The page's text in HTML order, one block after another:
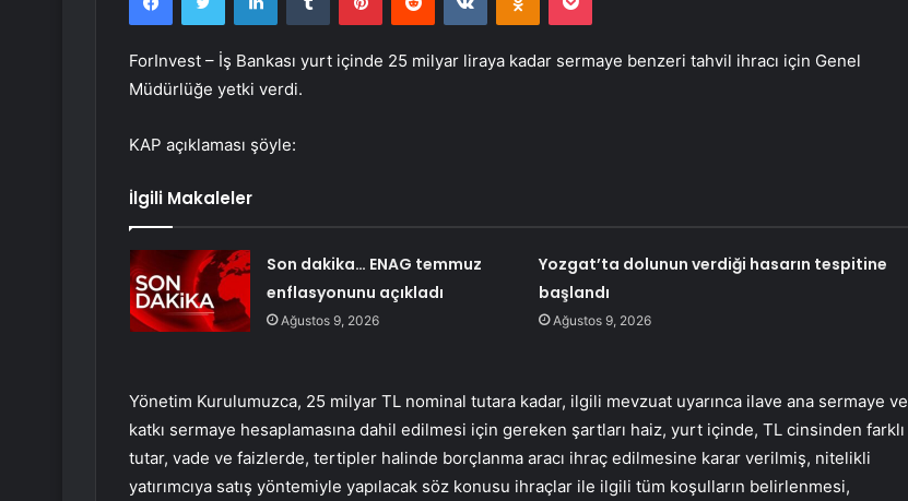
ForInvest – İş Bankası yurt içinde 25 milyar liraya kadar sermaye benzeri tahvil ihracı için Genel
Müdürlüğe yetki verdi.
KAP açıklaması şöyle:
İlgili Makaleler
Son dakika… ENAG temmuz
enflasyonunu açıkladı
Ağustos 9, 2026
Yozgat’ta dolunun verdiği hasarın tespitine
başlandı
Ağustos 9, 2026
Yönetim Kurulumuzca, 25 milyar TL nominal tutara kadar, ilgili mevzuat uyarınca ilave ana sermaye ve
katkı sermaye hesaplamasına dahil edilmesi için gereken şartları haiz, yurt içinde, TL cinsinden farklı
tutar, vade ve faizlerde, tertipler halinde borçlanma aracı ihraç edilmesine karar verilmiş, nitelikli
yatırımcıya satış yöntemiyle yapılacak söz konusu ihraçlar ile ilgili tüm koşulların belirlenmesi,